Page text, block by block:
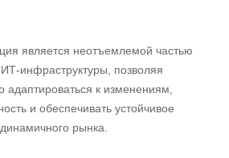
является неотъемлемой частью
инфраструктуры, позволяя
адаптироваться к изменениям,
и обеспечивать устойчивое
рынка.